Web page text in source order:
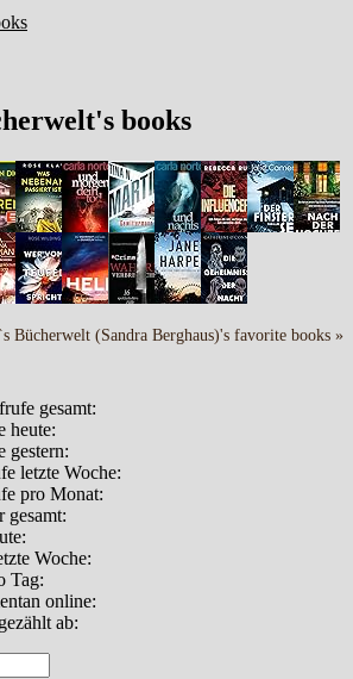
books
Bücherwelt (Sandra Berghaus)'s favorite books »
gesamt:
heute:
gestern:
letzte Woche:
pro Monat:
gesamt:
Woche:
Tag:
online:
gezählt ab: